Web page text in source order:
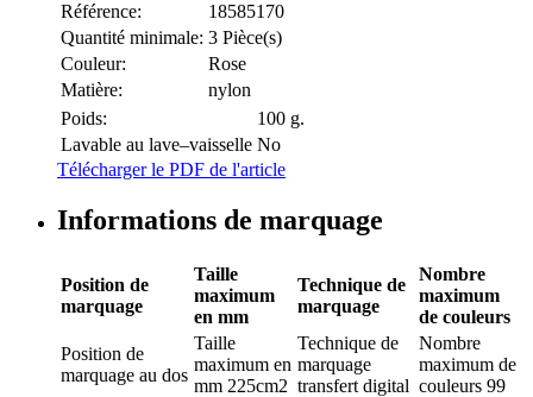
Référence:
18585170
Quantité minimale: 3 Pièce(s)
Couleur:
Rose
Matière:
nylon
Poids:
100 g.
Lavable au lave–vaisselle No
Télécharger le PDF de l'article
Informations de marquage
Position de
marquage
Taille
maximum
en mm
Technique de
marquage
Nombre
maximum
de couleurs
Position de
marquage au dos
Taille
maximum en
mm 225cm2
Technique de
marquage
transfert digital
Nombre
maximum de
couleurs 99